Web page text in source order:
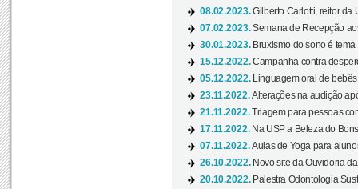
08.02.2023.Gilberto Carlotti, reitor da
07.02.2023.Semana de Recepção
30.01.2023. Bruxismo do sono é
15.12.2022.Campanha contra
05.12.2022.
Linguagem oral de
23.11.2022.Alterações na audição
21.11.2022.Triagem para pessoas
17.11.2022. Na USP a Beleza do
07.11.2022.Aulas de Yoga para
26.10.2022. Novo site da Ouvidoria
20.10.2022. Palestra Odontologia